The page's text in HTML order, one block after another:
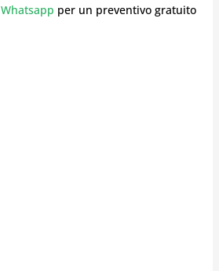
Whatsapp per un preventivo gratuito